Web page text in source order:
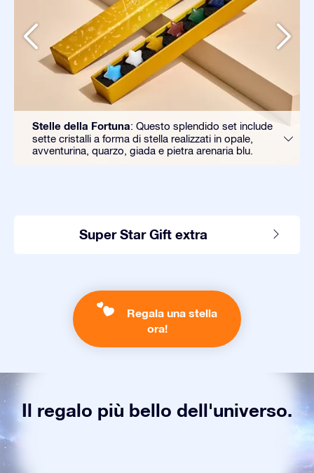
Stelle della Fortuna: Questo splendido set include
sette cristalli a forma di stella realizzati in opale,
avventurina, quarzo, giada e pietra arenaria blu.
Super Star Gift extra
Regala una stella
ora!
Il regalo più bello dell'universo.